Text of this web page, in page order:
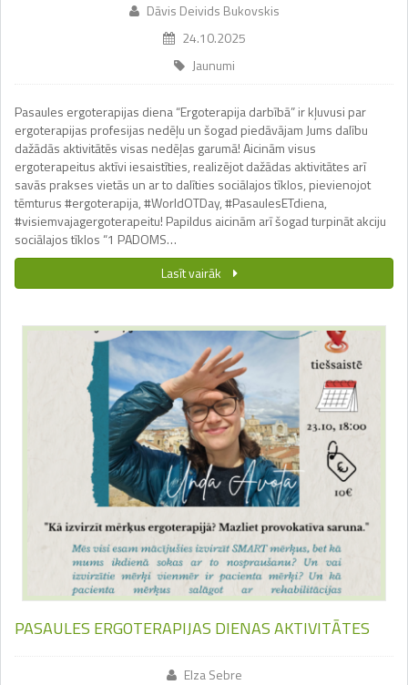
Dāvis Deivids Bukovskis
24.10.2025
Jaunumi
Pasaules ergoterapijas diena “Ergoterapija darbībā” ir kļuvusi par
ergoterapijas profesijas nedēļu un šogad piedāvājam Jums dalību
dažādās aktivitātēs visas nedēļas garumā! Aicinām visus
ergoterapeitus aktīvi iesaistīties, realizējot dažādas aktivitātes arī
savās prakses vietās un ar to dalīties sociālajos tīklos, pievienojot
tēmturus #ergoterapija, #WorldOTDay, #PasaulesETdiena,
#visiemvajagergoterapeitu! Papildus aicinām arī šogad turpināt akciju
sociālajos tīklos “1 PADOMS…
Lasīt vairāk
PASAULES ERGOTERAPIJAS DIENAS AKTIVITĀTES
Elza Sebre